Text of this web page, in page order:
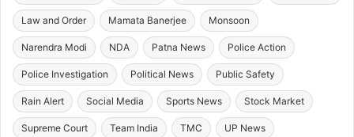
Law and Order Mamata Banerjee Monsoon
Narendra Modi NDA Patna News Police Action
Police Investigation Political News Public Safety
Rain Alert Social Media Sports News Stock Market
Supreme Court Team India TMC UP News